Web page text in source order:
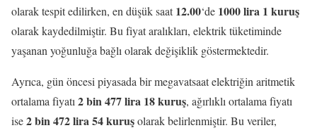
olarak tespit edilirken, en düşük saat12.00‘de 1000 lira 1 kuruş
olarak kaydedilmiştir. Bu fiyat aralıkları, elektrik tüketiminde
yaşanan yoğunluğa bağlı olarak değişiklik göstermektedir.
Ayrıca, gün öncesi piyasada bir megavatsaat elektriğin aritmetik
ortalama fiyatı 2 bin 477 lira 18 kuruş, ağırlıklı ortalama fiyatı
ise2 bin 472 lira 54 kuruşolarak belirlenmiştir. Bu veriler,